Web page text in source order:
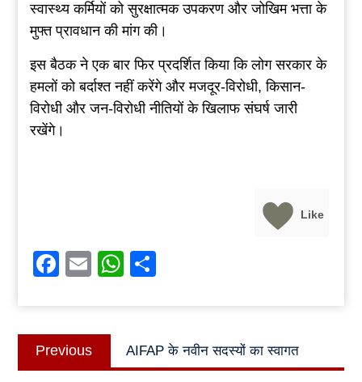
स्वास्थ्य कर्मियों को सुरक्षात्मक उपकरण और जोखिम भत्ता के
मुफ्त प्रावधान की मांग की।
इस बैठक ने एक बार फिर प्रदर्शित किया कि लोग सरकार के
हमलों को बर्दाश्त नहीं करेंगे और मजदूर-विरोधी, किसान-
विरोधी और जन-विरोधी नीतियों के खिलाफ संघर्ष जारी
रखेंगे।
Like
Facebook
EmailWhatsApp
Post
navigation
Previous
Previous
post:
AIFAP के नवीन सदस्यों का स्वागत